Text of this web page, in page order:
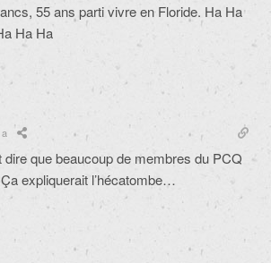
55 ans parti vivre en Floride. Ha Ha
Ha Ha
que beaucoup de membres du PCQ
expliquerait l’hécatombe…